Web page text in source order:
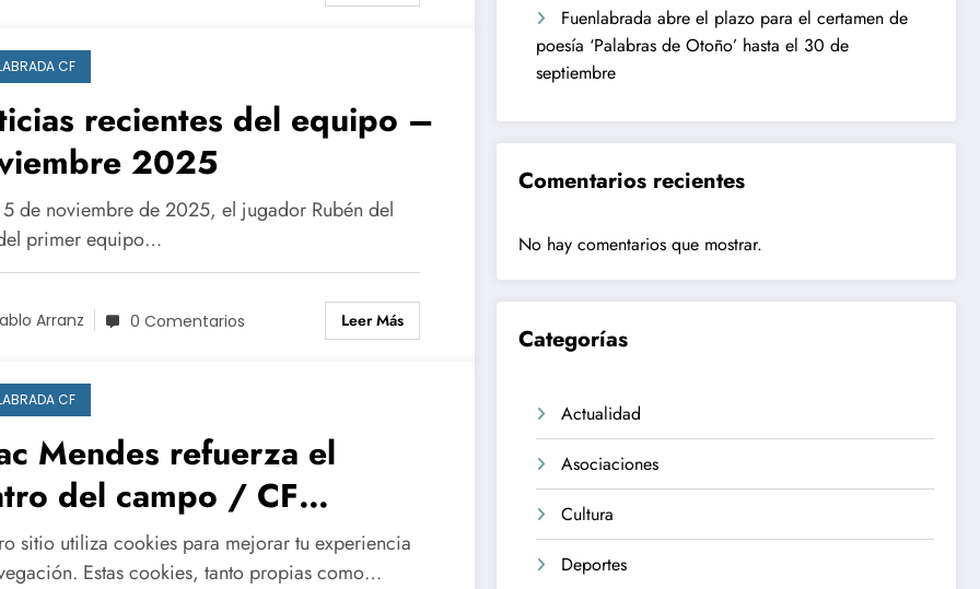
CF
recientes del equipo –
2025
de noviembre de 2025, el jugador Rubén del
primer equipo…
Arranz 0 Comentarios Leer Más
CF
Mendes refuerza el
del campo / CF
sitio utiliza cookies para mejorar tu experiencia
Estas cookies, tanto propias como…
Fuenlabrada abre el plazo para el certamen de
poesía ‘Palabras de Otoño’ hasta el 30 de
septiembre
Comentarios recientes
No hay comentarios que mostrar.
Categorías
Actualidad
Asociaciones
Cultura
Deportes